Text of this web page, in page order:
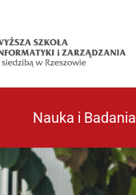
Nauka i Badania